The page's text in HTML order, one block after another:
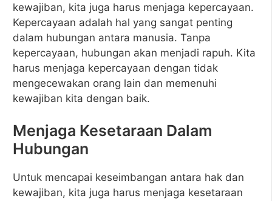
kewajiban, kita juga harus menjaga kepercayaan.
Kepercayaan adalah hal yang sangat penting
dalam hubungan antara manusia. Tanpa
kepercayaan, hubungan akan menjadi rapuh. Kita
harus menjaga kepercayaan dengan tidak
mengecewakan orang lain dan memenuhi
kewajiban kita dengan baik.
Menjaga Kesetaraan Dalam
Hubungan
Untuk mencapai keseimbangan antara hak dan
kewajiban, kita juga harus menjaga kesetaraan